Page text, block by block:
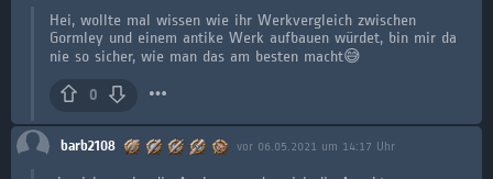
Hei, wollte mal wissen wie ihr Werkvergleich zwischen
Gormley und einem antike Werk aufbauen würdet, bin mir da
nie so sicher, wie man das am besten macht😅
0
barb2108 vor 06.05.2021 um 14:17 Uhr